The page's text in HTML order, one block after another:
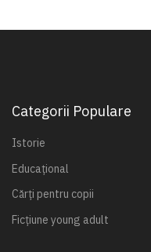
Categorii Populare
Istorie
Educațional
Cărți pentru copii
Ficțiune young adult